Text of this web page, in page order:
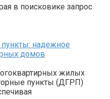
в поисковике запрос
надежное
домов
жилых
пункты (ДГРП)